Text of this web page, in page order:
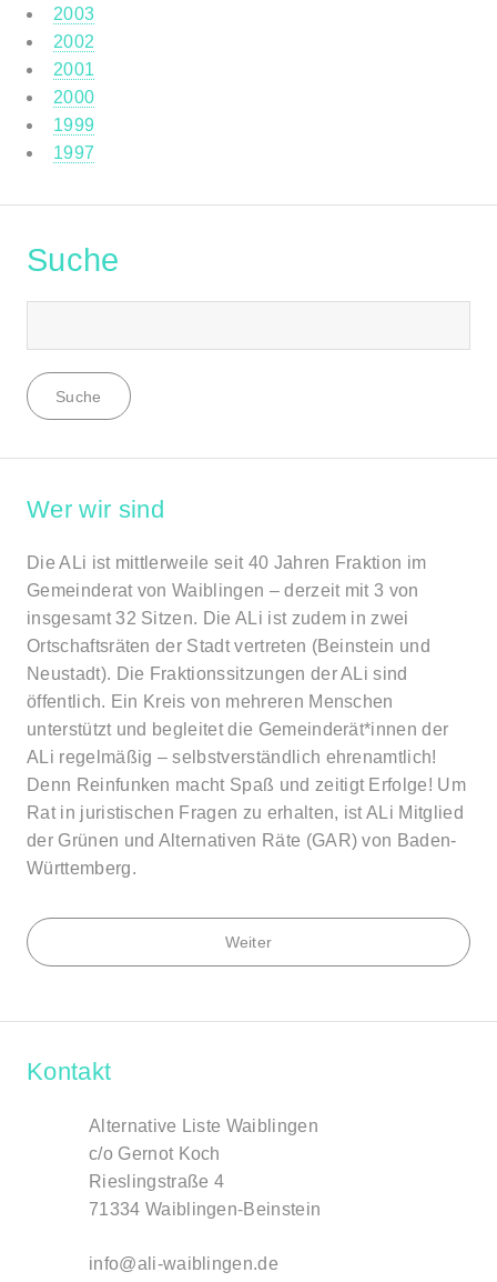
2003
2002
2001
2000
1999
1997
Suche
Wer wir sind
Die ALi ist mittlerweile seit 40 Jahren Fraktion im
Gemeinderat von Waiblingen – derzeit mit 3 von
insgesamt 32 Sitzen. Die ALi ist zudem in zwei
Ortschaftsräten der Stadt vertreten (Beinstein und
Neustadt). Die Fraktionssitzungen der ALi sind
öffentlich. Ein Kreis von mehreren Menschen
unterstützt und begleitet die Gemeinderät*innen der
ALi regelmäßig – selbstverständlich ehrenamtlich!
Denn Reinfunken macht Spaß und zeitigt Erfolge! Um
Rat in juristischen Fragen zu erhalten, ist ALi Mitglied
der Grünen und Alternativen Räte (GAR) von Baden-
Württemberg.
Weiter
Kontakt
Alternative Liste Waiblingen
c/o Gernot Koch
Rieslingstraße 4
71334 Waiblingen-Beinstein
info@ali-waiblingen.de